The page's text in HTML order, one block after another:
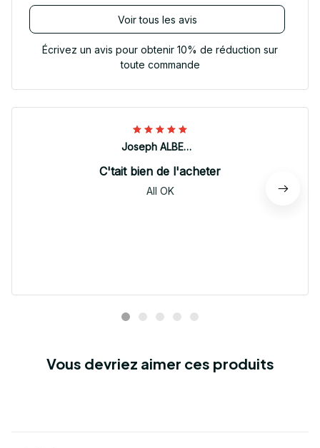
Voir tous les avis
Écrivez un avis pour obtenir 10% de réduction sur
toute commande
Joseph ALBERTINI
C'tait bien de l'acheter
All OK
Vous devriez aimer ces produits